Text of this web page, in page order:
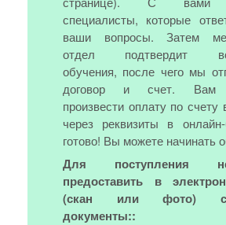
специалисты, которые
ваши вопросы. Затем
отдел подтвердит
обучения, после чего мы
договор и счет. Вам
произвести оплату по счету
через реквизиты в
готово! Вы можете начинать
Для поступления
предоставить в
(скан или фото)
документы::